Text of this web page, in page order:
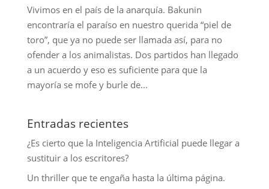
Vivimos en el país de la anarquía. Bakunin
encontraría el paraíso en nuestro querida “piel de
toro”, que ya no puede ser llamada así, para no
ofender a los animalistas. Dos partidos han llegado
a un acuerdo y eso es suficiente para que la
mayoría se mofe y burle de...
Entradas recientes
¿Es cierto que la Inteligencia Artificial puede llegar a
sustituir a los escritores?
Un thriller que te engaña hasta la última página.